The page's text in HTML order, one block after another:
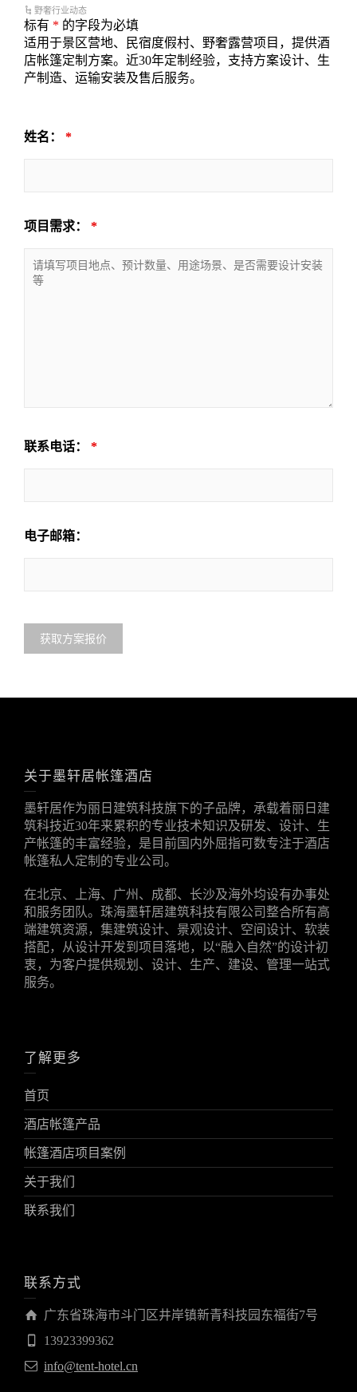
野奢行业动态
标有 * 的字段为必填
适用于景区营地、民宿度假村、野奢露营项目，提供酒
店帐篷定制方案。近30年定制经验，支持方案设计、生
产制造、运输安装及售后服务。
姓名： *
项目需求： *
联系电话： *
电子邮箱：
关于墨轩居帐篷酒店
墨轩居作为丽日建筑科技旗下的子品牌，承载着丽日建
筑科技近30年来累积的专业技术知识及研发、设计、生
产帐篷的丰富经验，是目前国内外屈指可数专注于酒店
帐篷私人定制的专业公司。
在北京、上海、广州、成都、长沙及海外均设有办事处
和服务团队。珠海墨轩居建筑科技有限公司整合所有高
端建筑资源，集建筑设计、景观设计、空间设计、软装
搭配，从设计开发到项目落地，以“融入自然”的设计初
衷，为客户提供规划、设计、生产、建设、管理一站式
服务。
了解更多
首页
酒店帐篷产品
帐篷酒店项目案例
关于我们
联系我们
联系方式
广东省珠海市斗门区井岸镇新青科技园东福街7号
13923399362
info@tent-hotel.cn